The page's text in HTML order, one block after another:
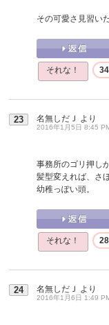
その可愛さ見習い
それな！
23 名無しだＪ より
2016年1月5日 8:45
事務所のゴリ押し
髪型変えれば、さ
幼稚っぽい頭。
それな！
24 名無しだＪ より
2016年1月6日 1:49